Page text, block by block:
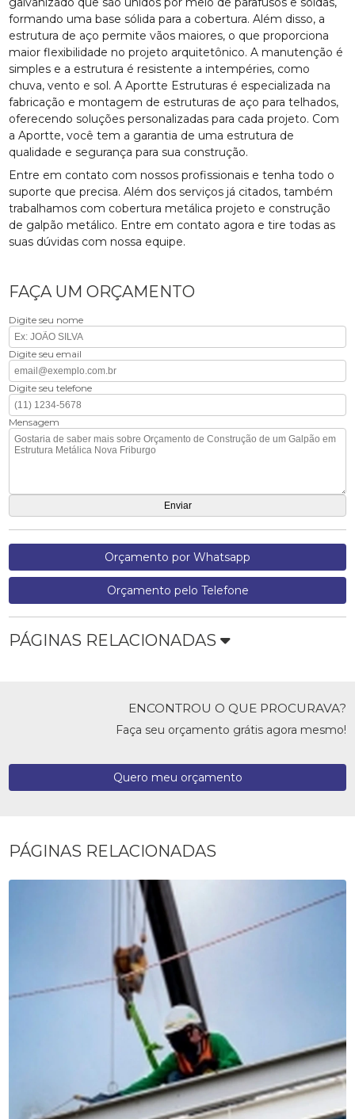
formando uma base sólida para a cobertura. Além disso, a
estrutura de aço permite vãos maiores, o que proporciona
maior flexibilidade no projeto arquitetônico. A manutenção é
simples e a estrutura é resistente a intempéries, como
chuva, vento e sol. A Aportte Estruturas é especializada na
fabricação e montagem de estruturas de aço para telhados,
oferecendo soluções personalizadas para cada projeto. Com
a Aportte, você tem a garantia de uma estrutura de
qualidade e segurança para sua construção.
Entre em contato com nossos profissionais e tenha todo o
suporte que precisa. Além dos serviços já citados, também
trabalhamos com cobertura metálica projeto e construção
de galpão metálico. Entre em contato agora e tire todas as
suas dúvidas com nossa equipe.
FAÇA UM ORÇAMENTO
Digite seu nome
Digite seu email
Digite seu telefone
Mensagem
Orçamento por Whatsapp
Orçamento pelo Telefone
PÁGINAS RELACIONADAS
ENCONTROU O QUE PROCURAVA?
Faça seu orçamento grátis agora mesmo!
Quero meu orçamento
PÁGINAS RELACIONADAS